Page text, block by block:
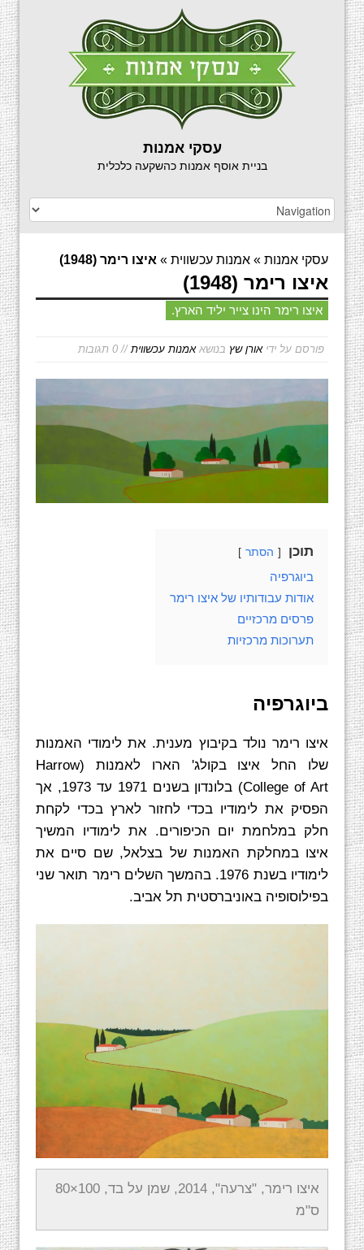
עסקי אמנות
בניית אוסף אמנות כהשקעה כלכלית
עסקי אמנות » אמנות עכשווית » איצו רימר (1948)
איצו רימר (1948)
איצו רימר הינו צייר יליד הארץ.
פורסם על ידיאורן שץ בנושאאמנות עכשווית// 0 תגובות
תוכן הסתר
ביוגרפיה
אודות עבודותיו של איצו רימר
פרסים מרכזיים
תערוכות מרכזיות
ביוגרפיה
איצו רימר נולד בקיבוץ מענית. את לימודי האמנות
שלו החל איצו בקולג' הארו לאמנות (Harrow
College of Art) בלונדון בשנים 1971 עד 1973, אך
הפסיק את לימודיו בכדי לחזור לארץ בכדי לקחת
חלק במלחמת יום הכיפורים. את לימודיו המשיך
איצו במחלקת האמנות של בצלאל, שם סיים את
לימודיו בשנת 1976. בהמשך השלים רימר תואר שני
בפילוסופיה באוניברסטית תל אביב.
איצו רימר, "צרעה", 2014, שמן על בד, 100×80
ס"מ